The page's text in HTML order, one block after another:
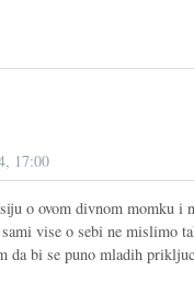
17:00
o ovom divnom momku i
vise o sebi ne mislimo
da bi se puno mladih